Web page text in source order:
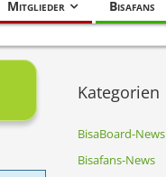
Mitglieder Bisafans
Kategorien
BisaBoard-News
Bisafans-News